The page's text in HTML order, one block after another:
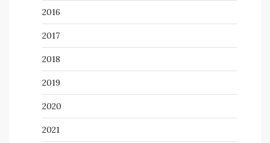
2016
2017
2018
2019
2020
2021